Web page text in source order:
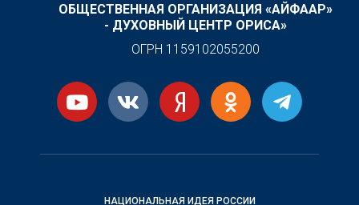
ОБЩЕСТВЕННАЯ ОРГАНИЗАЦИЯ «АЙФААР»
- ДУХОВНЫЙ ЦЕНТР ОРИСА»
ОГРН 1159102055200
НАЦИОНАЛЬНАЯ ИДЕЯ РОССИИ